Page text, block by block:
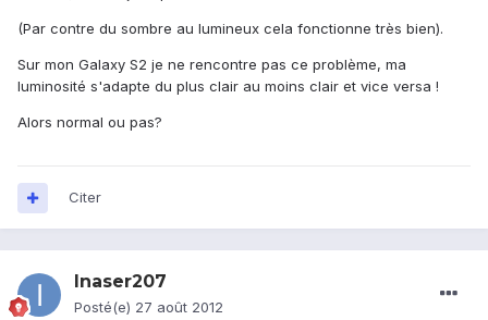
(Par contre du sombre au lumineux cela fonctionne très bien).
Sur mon Galaxy S2 je ne rencontre pas ce problème, ma
luminosité s'adapte du plus clair au moins clair et vice versa !
Alors normal ou pas?
Citer
Inaser207
Posté(e) 27 août 2012